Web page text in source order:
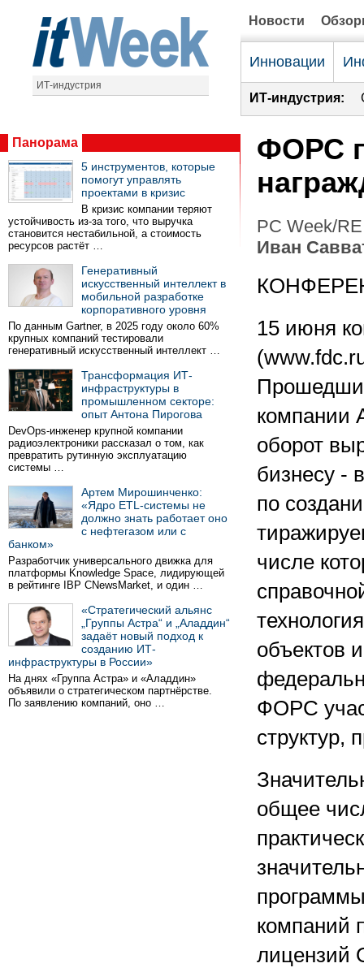
ИТ-индустрия
Новости
Инновации
ИТ-индустрия:
Панорама
5 инструментов, которые
помогут управлять
проектами в кризис
В кризис компании теряют
устойчивость из-за того, что выручка
становится нестабильной, а стоимость
ресурсов растёт …
Генеративный
искусственный интеллект в
мобильной разработке
корпоративного уровня
По данным Gartner, в 2025 году около 60%
крупных компаний тестировали
генеративный искусственный интеллект …
Трансформация ИТ-
инфраструктуры в
промышленном секторе:
опыт Антона Пирогова
DevOps-инженер крупной компании
радиоэлектроники рассказал о том, как
превратить рутинную эксплуатацию
системы …
Артем Мирошинченко:
«Ядро ETL-системы не
должно знать работает оно
с нефтегазом или с
банком»
Разработчик универсального движка для
платформы Knowledge Space, лидирующей
в рейтинге IBP CNewsMarket, и один …
«Стратегический альянс
„Группы Астра“ и „Аладдин“
задаёт новый подход к
созданию ИТ-
инфраструктуры в России»
На днях «Группа Астра» и «Аладдин»
объявили о стратегическом партнёрстве.
По заявлению компаний, оно …
ФОРС
PC Week/
Иван
15 июня
компании
оборот
бизнесу -
по
числе
объектов
ФОРС
структур,
общее
компаний
лицензий